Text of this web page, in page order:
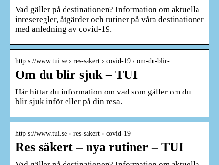
Vad gäller på destinationen? Information om aktuella
inreseregler, åtgärder och rutiner på våra destinationer
med anledning av covid-19.
http s://www.tui.se › res-sakert › covid-19 › om-du-blir-…
Om du blir sjuk – TUI
Här hittar du information om vad som gäller om du
blir sjuk inför eller på din resa.
http s://www.tui.se › res-sakert › covid-19
Res säkert – nya rutiner – TUI